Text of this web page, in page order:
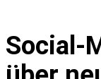
Social-